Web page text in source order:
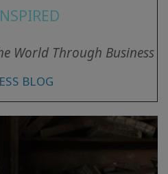
World Through Business
BLOG